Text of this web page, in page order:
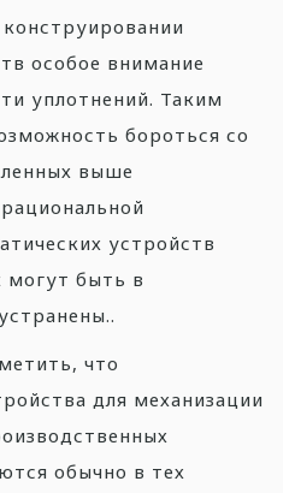
особое внимание
уплотнений. Таким
бороться со
выше
устройств
могут быть в
что
для механизации
обычно в тех